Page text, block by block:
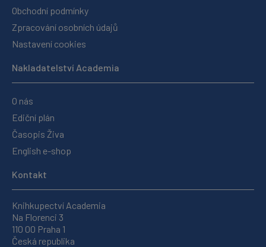
Obchodní podmínky
Zpracování osobních údajů
Nastavení cookies
Nakladatelství Academia
O nás
Ediční plán
Časopis Živa
English e-shop
Kontakt
Knihkupectví Academia
Na Florenci 3
110 00 Praha 1
Česká republika